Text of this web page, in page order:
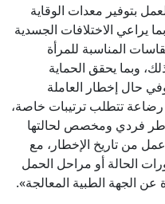
بتوفير معدات الوقاية
يراعي الاختلافات الجسدية
المناسبة للمرأة
وبما يحقق الحماية
حال إخطار العاملة
تتطلب ترتيبات خاصة،
فردي ومخصص لحالتها
من تاريخ الإخطار، مع
الحالة أو مراحل الحمل
عن الجهة الطبية المعالجة».